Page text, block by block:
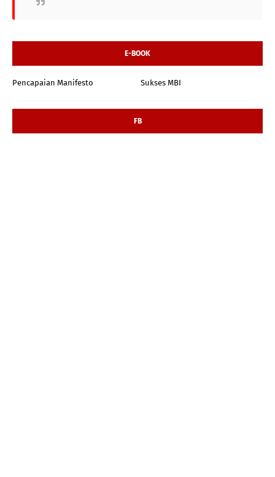
E-BOOK
Pencapaian Manifesto Sukses MBI
FB